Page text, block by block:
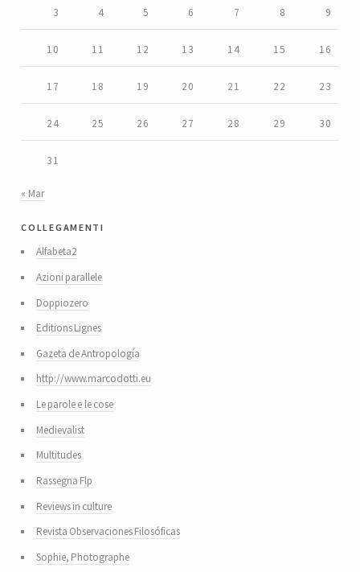
3 4 5 6 7 8 9
10 11 12 13 14 15 16
17 18 19 20 21 22 23
24 25 26 27 28 29 30
31
« Mar
collegamenti
Alfabeta2
Azioni parallele
Doppiozero
Editions Lignes
Gazeta de Antropología
http://www.marcodotti.eu
Le parole e le cose
Medievalist
Multitudes
Rassegna Flp
Reviews in culture
Revista Observaciones Filosóficas
Sophie, Photographe